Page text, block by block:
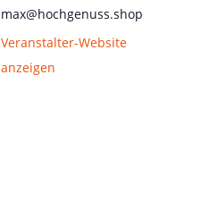
max@hochgenuss.shop
Veranstalter-Website
anzeigen